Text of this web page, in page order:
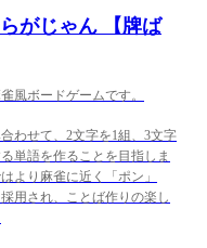
がじゃん 【牌ば
風ボードゲームです。
わせて、2文字を1組、3文字
単語を作ることを目指しま
より麻雀に近く「ポン」
用され、ことば作りの楽し